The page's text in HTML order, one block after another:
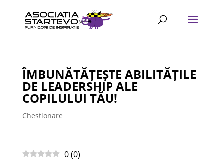
ÎMBUNĂTĂȚEȘTE ABILITĂȚILE
DE LEADERSHIP ALE
COPILULUI TĂU!
Chestionare
0 (0)